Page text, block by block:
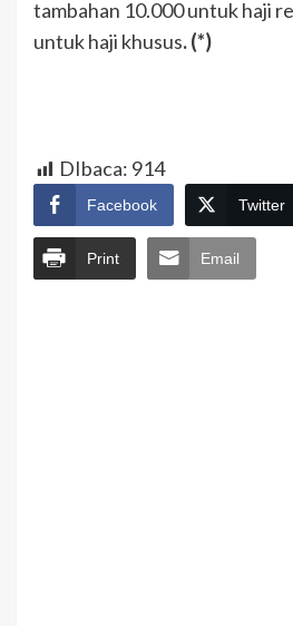
tambahan 10.000 untuk haji
untuk haji khusus. (*)
DIbaca: 914
Facebook Twitter
Print Email